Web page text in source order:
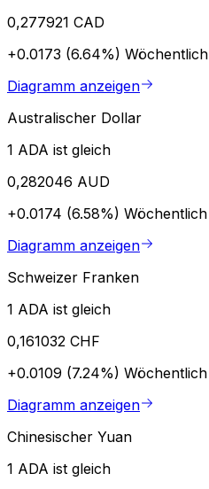
0,277921 CAD
+0.0173 (6.64%) Wöchentlich
Diagramm anzeigen
Australischer Dollar
1 ADA ist gleich
0,282046 AUD
+0.0174 (6.58%) Wöchentlich
Diagramm anzeigen
Schweizer Franken
1 ADA ist gleich
0,161032 CHF
+0.0109 (7.24%) Wöchentlich
Diagramm anzeigen
Chinesischer Yuan
1 ADA ist gleich